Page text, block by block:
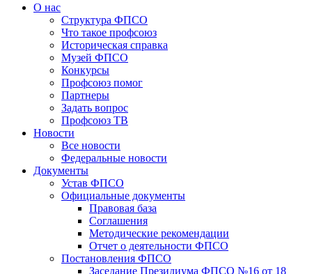
О нас
Структура ФПСО
Что такое профсоюз
Историческая справка
Музей ФПСО
Конкурсы
Профсоюз помог
Партнеры
Задать вопрос
Профсоюз ТВ
Новости
Все новости
Федеральные новости
Документы
Устав ФПСО
Официальные документы
Правовая база
Соглашения
Методические рекомендации
Отчет о деятельности ФПСО
Постановления ФПСО
Заседание Президиума ФПСО №16 от 18